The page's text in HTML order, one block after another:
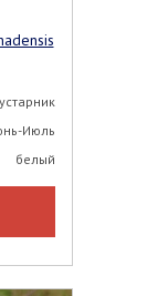
Июль
белый